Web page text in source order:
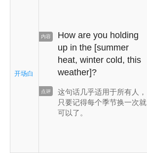
开场白
How are you holding
up in the [summer
heat, winter cold, this
weather]?
这句话几乎适用于所有人，
只要记得每个季节换一次就
可以了。